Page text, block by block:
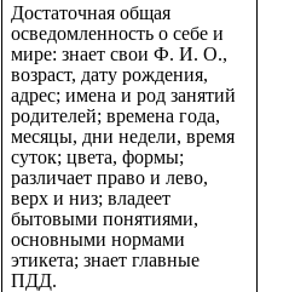
Достаточная общая
осведомленность о себе и
мире: знает свои Ф. И. О.,
возраст, дату рождения,
адрес; имена и род занятий
родителей; времена года,
месяцы, дни недели, время
суток; цвета, формы;
различает право и лево,
верх и низ; владеет
бытовыми понятиями,
основными нормами
этикета; знает главные
ПДД.